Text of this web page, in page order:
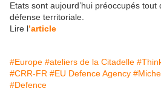
Etats sont aujourd’hui préoccupés tout
défense territoriale.
Lire l’article
#Europe #ateliers de la Citadelle
#CRR-FR #EU Defence Agency
#Defence